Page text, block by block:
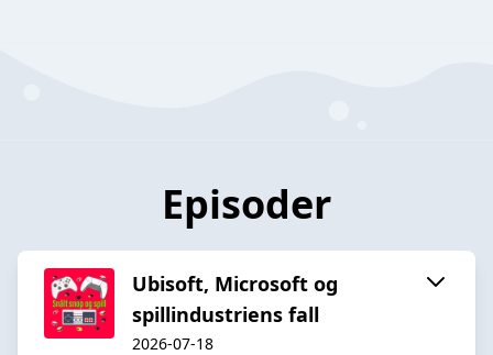
Episoder
Ubisoft, Microsoft og
spillindustriens fall
2026-07-18